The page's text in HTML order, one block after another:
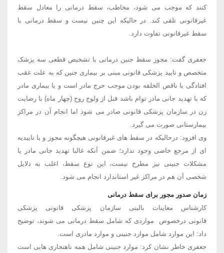
کنند که موجب می شود، مخاطب، سقط درمانی را معادل سقط
غیرقانونی تلقی کند. در حالیکه این چنین نیست و سقط ‌درمانی با
سقط غیرقانونی تفاوت دارد.
جعفری گفت: مجوز سقط جنین درمانی با تشخیص قطعی سه پزشک
متخصص و تایید پزشکی قانونی مبنی بر بیماری جنین که به علت عقب
افتادگی یا ناقص الخلقه بودن موجب حرج مادر است و یا بیماری مادر
که با تهدید جانی مادر توام باشد قبل از ولوج روح (چهار ماه) با رضایت
زن در سازمان پزشکی قانونی صادر می شود اما انجام آن در مراکز
بیمارستانی صورت می گیرد.
وی افزود: درحالیکه در سقط های غیرقانونی هیچگونه مجوز و یا تاییدیه
ای از مرجع خاصی وجود ندارد؛ ضمن آنکه غالبا تهدید جانی مادر یا
مشکلات جنینی نیز مطرح نیست، این نوع سقط، اغلب به دلایل
شخصی آن هم در مراکز غیر استاندارد انجام می شود.
زمان صدور مجور برای سقط درمانی
کارشناس معاینات بالینی سازمان پزشکی قانونی پزشکی
قانونی درخصوص مواردی که شامل سقط درمانی می شوند، توضیح
داد: این موارد شامل موارد جنینی و موارد مادری است.
جعفری خاطر نشان کرد: موارد جنینی شامل همه ناهنجاری هایی است